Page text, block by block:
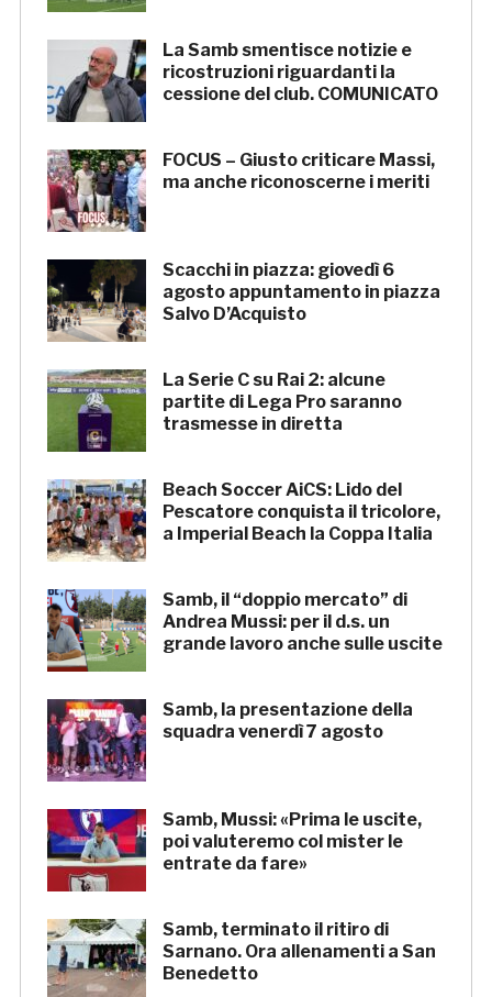
La Samb smentisce notizie e
ricostruzioni riguardanti la
cessione del club. COMUNICATO
FOCUS – Giusto criticare Massi,
ma anche riconoscerne i meriti
Scacchi in piazza: giovedì 6
agosto appuntamento in piazza
Salvo D’Acquisto
La Serie C su Rai 2: alcune
partite di Lega Pro saranno
trasmesse in diretta
Beach Soccer AiCS: Lido del
Pescatore conquista il tricolore,
a Imperial Beach la Coppa Italia
Samb, il “doppio mercato” di
Andrea Mussi: per il d.s. un
grande lavoro anche sulle uscite
Samb, la presentazione della
squadra venerdì 7 agosto
Samb, Mussi: «Prima le uscite,
poi valuteremo col mister le
entrate da fare»
Samb, terminato il ritiro di
Sarnano. Ora allenamenti a San
Benedetto